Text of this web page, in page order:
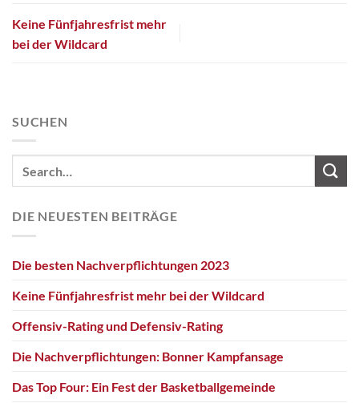
Keine Fünfjahresfrist mehr
bei der Wildcard
SUCHEN
DIE NEUESTEN BEITRÄGE
Die besten Nachverpflichtungen 2023
Keine Fünfjahresfrist mehr bei der Wildcard
Offensiv-Rating und Defensiv-Rating
Die Nachverpflichtungen: Bonner Kampfansage
Das Top Four: Ein Fest der Basketballgemeinde